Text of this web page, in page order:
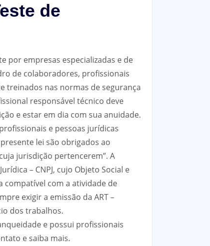
de
por empresas especializadas e de
de colaboradores, profissionais
treinados nas normas de segurança
responsável técnico deve
e estar em dia com sua anuidade.
e pessoas jurídicas
lei são obrigados ao
jurisdição pertencerem”. A
– CNPJ, cujo Objeto Social e
compatível com a atividade de
exigir a emissão da ART –
dos trabalhos.
e possui profissionais
e saiba mais.